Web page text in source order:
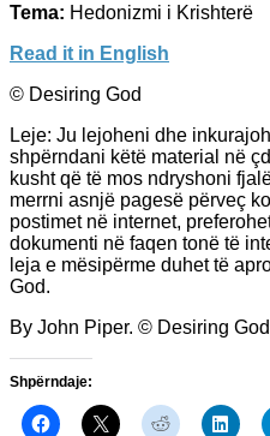
Tema: Hedonizmi i Krishterë
Read it in English
© Desiring God
Leje: Ju lejoheni dhe
shpërndani këtë material në
kusht që të mos ndryshoni
merrni asnjë pagesë përveç
postimet në internet,
dokumenti në faqen tonë të
leja e mësipërme duhet të
God.
By John Piper. © Desiring
Shpërndaje: